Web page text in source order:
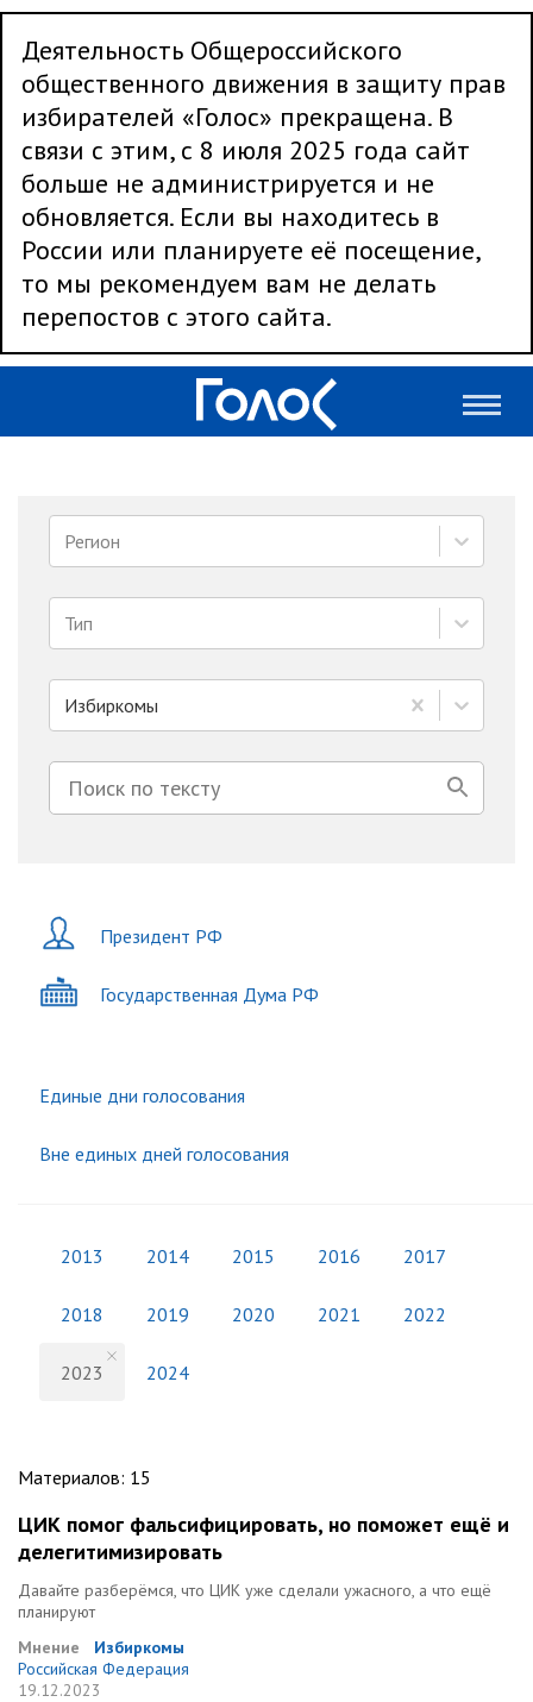
Деятельность Общероссийского
общественного движения в защиту прав
избирателей «Голос» прекращена. В
связи с этим, с 8 июля 2025 года сайт
больше не администрируется и не
обновляется. Если вы находитесь в
России или планируете её посещение,
то мы рекомендуем вам не делать
перепостов с этого сайта.
Регион
Тип
Избиркомы
Президент РФ
Государственная Дума РФ
Единые дни голосования
Вне единых дней голосования
2013 2014 2015 2016 2017
2018 2019 2020 2021 2022
2023 2024
Материалов: 15
ЦИК помог фальсифицировать, но поможет ещё и
делегитимизировать
Давайте разберёмся, что ЦИК уже сделали ужасного, а что ещё
планируют
Мнение
Избиркомы
Российская Федерация
19.12.2023